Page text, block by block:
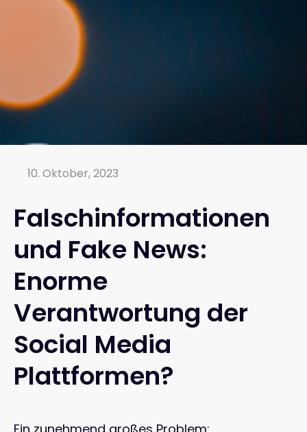
10. Oktober, 2023
Falschinformationen
und Fake News:
Enorme
Verantwortung der
Social Media
Plattformen?
Ein zunehmend großes Problem: